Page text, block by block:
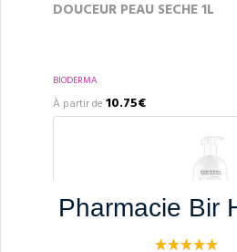
Pharmacie Bir
DOUCEUR PEAU SECHE 1L
BIODERMA
À partir de10.75€